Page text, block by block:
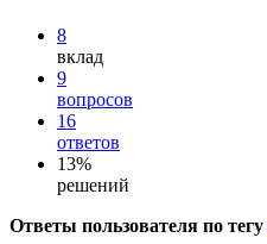
8
вклад
9
вопросов
16
ответов
13%
решений
Ответы пользователя по тегу